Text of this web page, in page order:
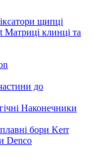
щипці
Матриці клинці та
до
Наконечники
бори Kerr
Denco